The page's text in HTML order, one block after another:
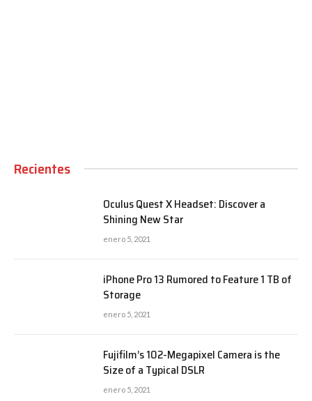
Recientes
Oculus Quest X Headset: Discover a
Shining New Star
enero 5, 2021
iPhone Pro 13 Rumored to Feature 1 TB of
Storage
enero 5, 2021
Fujifilm’s 102-Megapixel Camera is the
Size of a Typical DSLR
enero 5, 2021